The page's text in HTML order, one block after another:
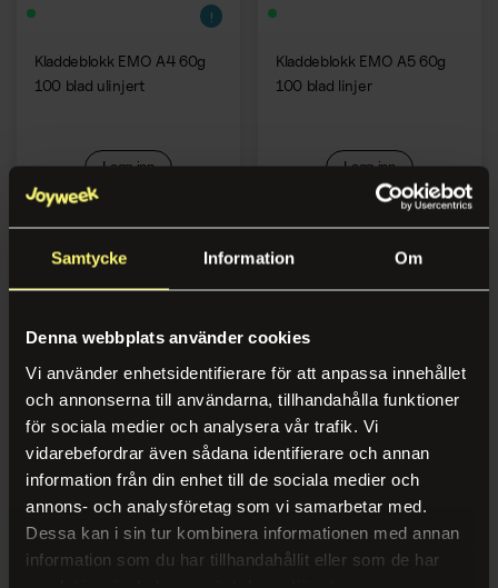
Samtycke Information Om
Denna webbplats använder cookies
Vi använder enhetsidentifierare för att anpassa innehållet
och annonserna till användarna, tillhandahålla funktioner
för sociala medier och analysera vår trafik. Vi
vidarebefordrar även sådana identifierare och annan
information från din enhet till de sociala medier och
annons- och analysföretag som vi samarbetar med.
Dessa kan i sin tur kombinera informationen med annan
information som du har tillhandahållit eller som de har
Kladdeblokk EMO A4 60g
100 blad ulinjert
Logg inn
Kladdeblokk EMO A5 60g
100 blad linjer
Logg inn
100 blad ruter
100 blad ulinjert